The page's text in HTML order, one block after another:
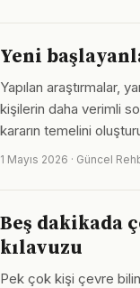
Yeni
Yapılan araştırmalar,
kişilerin daha verimli
kararın temelini
1 Mayıs 2026 · Güncel
Beş dakikada
kılavuzu
Pek çok kişi çevre